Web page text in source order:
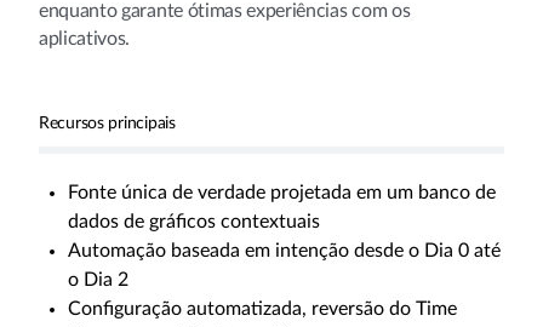
enquanto garante ótimas experiências com os
aplicativos.
Recursos principais
Fonte única de verdade projetada em um banco de
dados de gráficos contextuais
Automação baseada em intenção desde o Dia 0 até
o Dia 2
Configuração automatizada, reversão do Time